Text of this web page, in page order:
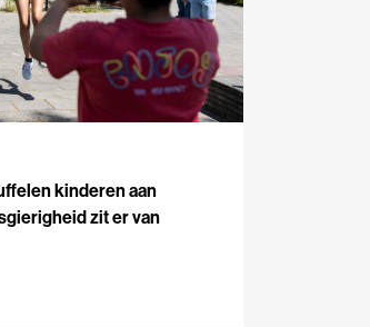
kinderen aan
zit er van